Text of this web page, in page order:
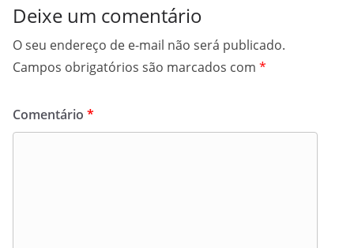
Deixe um comentário
O seu endereço de e-mail não será publicado.
Campos obrigatórios são marcados com *
Comentário *